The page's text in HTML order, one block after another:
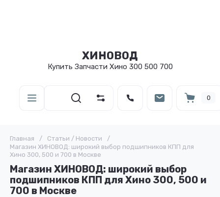
ХИНОВОД
Купить Запчасти Хино 300 500 700
0
Главная / Статьи / Новости
/
Магазин ХИНОВОД: широкий выбор подшипников КПП для
Хино 300, 500 и 700 в Москве
Магазин ХИНОВОД: широкий выбор
подшипников КПП для Хино 300, 500 и
700 в Москве